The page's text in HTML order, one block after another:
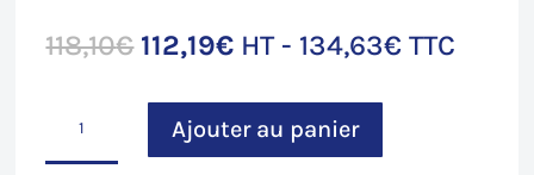
118,10€ Le
initial
était :
118,10€.
112,19€Le
actuel
est :
112,19€.
HT - 134,63€ TTC
Vivid
Ajouter au panier